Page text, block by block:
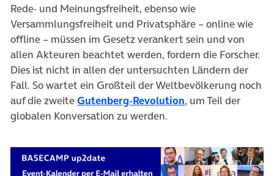
Rede- und Meinungsfreiheit, ebenso wie
Versammlungsfreiheit und Privatsphäre – online wie
offline – müssen im Gesetz verankert sein und von
allen Akteuren beachtet werden, fordern die Forscher.
Dies ist nicht in allen der untersuchten Ländern der
Fall. So wartet ein Großteil der Weltbevölkerung noch
auf die zweiteGutenberg-Revolution, um Teil der
globalen Konversation zu werden.